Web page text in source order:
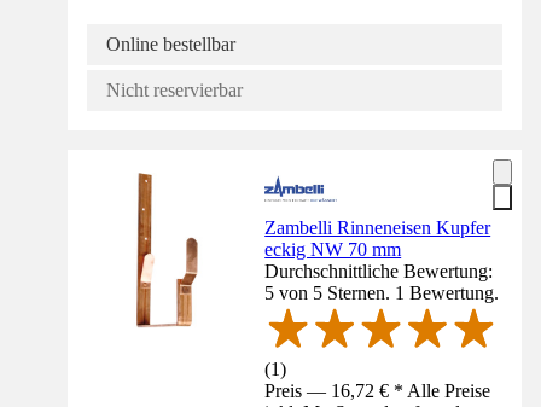
Online bestellbar
Nicht reservierbar
Zambelli Rinneneisen Kupfer
eckig NW 70 mm
Durchschnittliche Bewertung:
5 von 5 Sternen. 1 Bewertung.
(1)
Preis — 16,72 € * Alle Preise